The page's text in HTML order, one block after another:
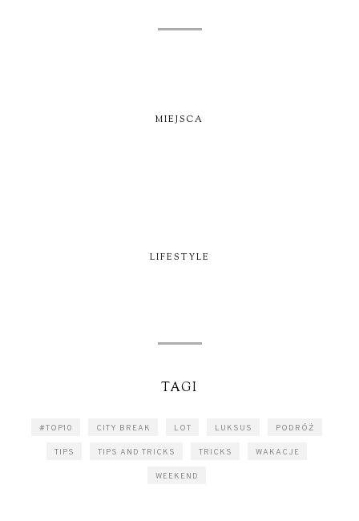
MIEJSCA
LIFESTYLE
TAGI
#TOP10 CITY BREAK LOT LUKSUS PODRÓŻ
TIPS TIPS AND TRICKS TRICKS WAKACJE
WEEKEND